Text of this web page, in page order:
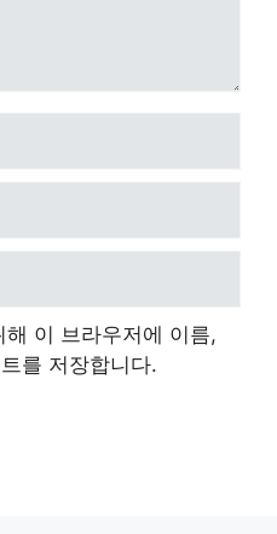
이 브라우저에 이름,
를 저장합니다.